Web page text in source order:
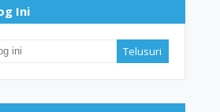
Ini